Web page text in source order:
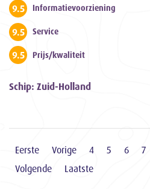
9.5 Informatievoorziening
9.5 Service
9.5 Prijs/kwaliteit
Schip: Zuid-Holland
Eerste Vorige 4 5 6 7
Volgende
Laatste